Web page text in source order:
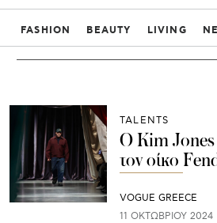
FASHION BEAUTY LIVING
TALENTS
Ο Kim Jones
τον οίκο
VOGUE GREECE
11 ΟΚΤΩΒΡΊΟΥ 2024